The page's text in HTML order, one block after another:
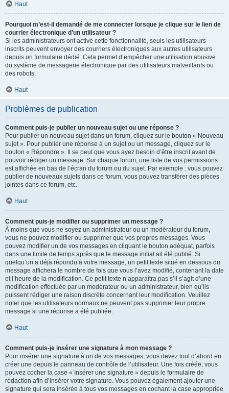
Haut
Pourquoi m’est-il demandé de me connecter lorsque je clique sur le lien de
courrier électronique d’un utilisateur ?
Si les administrateurs ont activé cette fonctionnalité, seuls les utilisateurs
inscrits peuvent envoyer des courriers électroniques aux autres utilisateurs
depuis un formulaire dédié. Cela permet d’empêcher une utilisation abusive
du système de messagerie électronique par des utilisateurs malveillants ou
des robots.
Haut
Problèmes de publication
Comment puis-je publier un nouveau sujet ou une réponse ?
Pour publier un nouveau sujet dans un forum, cliquez sur le bouton « Nouveau
sujet ». Pour publier une réponse à un sujet ou un message, cliquez sur le
bouton « Répondre ». Il se peut que vous ayez besoin d’être inscrit avant de
pouvoir rédiger un message. Sur chaque forum, une liste de vos permissions
est affichée en bas de l’écran du forum ou du sujet. Par exemple : vous pouvez
publier de nouveaux sujets dans ce forum, vous pouvez transférer des pièces
jointes dans ce forum, etc.
Haut
Comment puis-je modifier ou supprimer un message ?
À moins que vous ne soyez un administrateur ou un modérateur du forum,
vous ne pouvez modifier ou supprimer que vos propres messages. Vous
pouvez modifier un de vos messages en cliquant le bouton adéquat, parfois
dans une limite de temps après que le message initial ait été publié. Si
quelqu’un a déjà répondu à votre message, un petit texte situé en dessous du
message affichera le nombre de fois que vous l’avez modifié, contenant la date
et l’heure de la modification. Ce petit texte n’apparaîtra pas s’il s’agit d’une
modification effectuée par un modérateur ou un administrateur, bien qu’ils
puissent rédiger une raison discrète concernant leur modification. Veuillez
noter que les utilisateurs normaux ne peuvent pas supprimer leur propre
message si une réponse a été publiée.
Haut
Comment puis-je insérer une signature à mon message ?
Pour insérer une signature à un de vos messages, vous devez tout d’abord en
créer une depuis le panneau de contrôle de l’utilisateur. Une fois créée, vous
pouvez cocher la case « Insérer une signature » depuis le formulaire de
rédaction afin d’insérer votre signature. Vous pouvez également ajouter une
signature qui sera insérée à tous vos messages en cochant la case appropriée